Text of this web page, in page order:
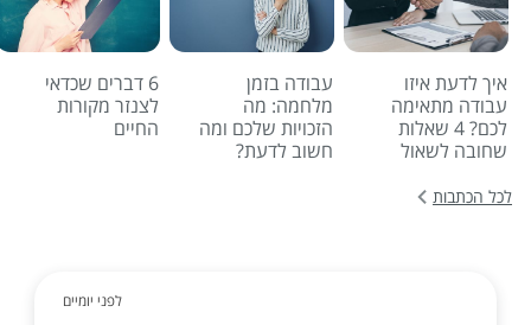
איך לדעת איזו
עבודה מתאימה
לכם? 4 שאלות
שחובה לשאול
עבודה בזמן
מלחמה: מה
הזכויות שלכם ומה
חשוב לדעת?
6 דברים שכדאי
לצנזר מקורות
החיים
לכל הכתבות
לפני יומיים